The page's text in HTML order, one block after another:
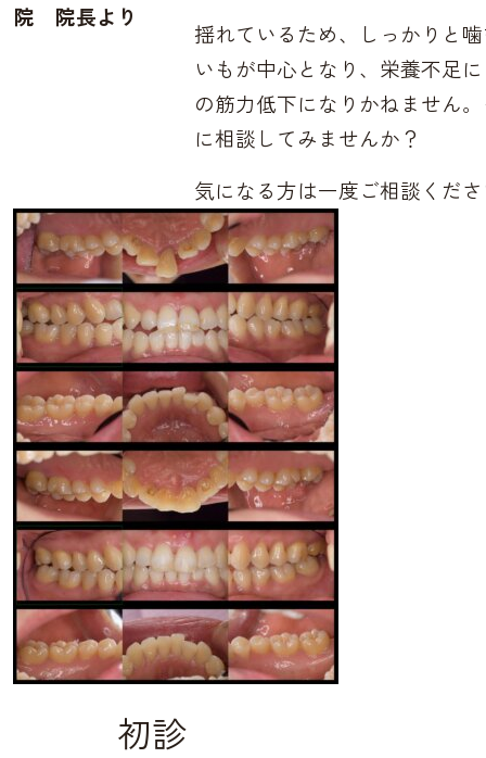
院 院長より
揺れているため、しっかりと
いもが中心となり、栄養不足
の筋力低下になりかねません
に相談してみませんか？
気になる方は一度ご相談くだ
初診